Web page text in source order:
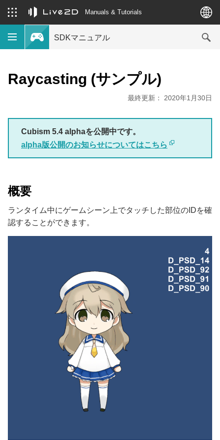
Manuals & Tutorials
SDKマニュアル
Raycasting (サンプル)
最終更新： 2020年1月30日
Cubism 5.4 alphaを公開中です。
alpha版公開のお知らせについてはこちら
概要
ランタイム中にゲームシーン上でタッチした部位のIDを確
認することができます。